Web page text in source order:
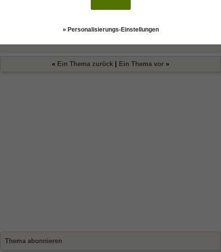
zu den Erdzeichen und sind daher sehr logische Menschen und
« Ein Thema zurück Ein Thema vor »
Thema abonnieren
» Personalisierungs-Einstellungen